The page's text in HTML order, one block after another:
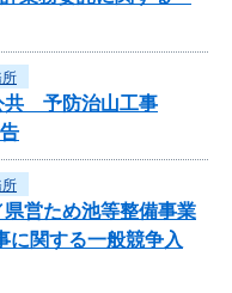
共 予防治山工事
県営ため池等整備事業
に関する一般競争入